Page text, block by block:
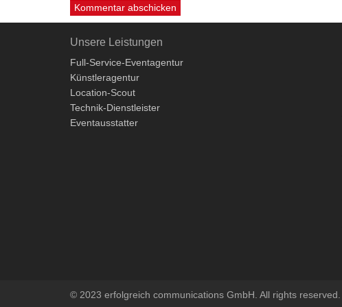
Unsere Leistungen
Full-Service-Eventagentur
Künstleragentur
Location-Scout
Technik-Dienstleister
Eventausstatter
© 2023 erfolgreich communications GmbH. All rights reserved.